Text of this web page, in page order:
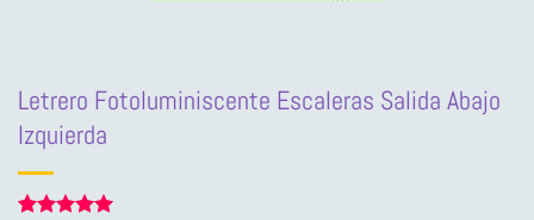
Letrero Fotoluminiscente Escaleras Salida Abajo
Izquierda